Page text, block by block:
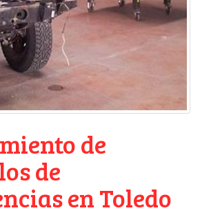
de
de
en Toledo